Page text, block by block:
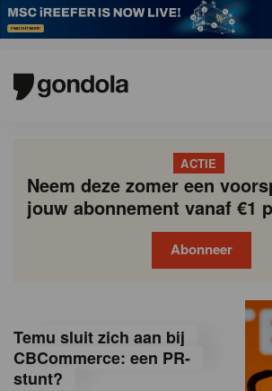
ACTIE
Neem deze zomer een
jouw abonnement vanaf €1
Abonneer
o
n
Temu sluit zich aan bij
CBCommerce: een PR-
stunt?